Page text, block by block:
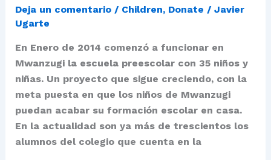
Deja un comentario / Children, Donate / Javier
Ugarte
En Enero de 2014 comenzó a funcionar en
Mwanzugi la escuela preescolar con 35 niños y
niñas. Un proyecto que sigue creciendo, con la
meta puesta en que los niños de Mwanzugi
puedan acabar su formación escolar en casa.
En la actualidad son ya más de trescientos los
alumnos del colegio que cuenta en la